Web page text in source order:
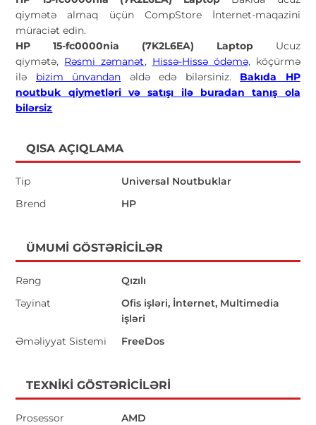
qiymətə almaq üçün CompStore İnternet-maqazini
müraciət edin.
HP 15-fc0000nia (7K2L6EA) Laptop Ucuz
qiymətə, Rəsmi zəmanət, Hissə-Hissə ödəmə, köçürmə
ilə bizim ünvandan əldə edə bilərsiniz. Bakıda HP
noutbuk qiymetləri və satışı ilə buradan tanış ola
bilərsiz
QISA AÇIQLAMA
Tip
Universal Noutbuklar
Brend
HP
ÜMUMI GÖSTƏRICILƏR
Rəng
Qızılı
Təyinat
Ofis işləri, İnternet, Multimedia
işləri
Əməliyyat Sistemi
FreeDos
TEXNIKI GÖSTƏRICILƏRI
Prosessor
AMD